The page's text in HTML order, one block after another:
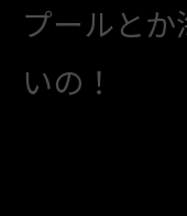
プールと
いの！